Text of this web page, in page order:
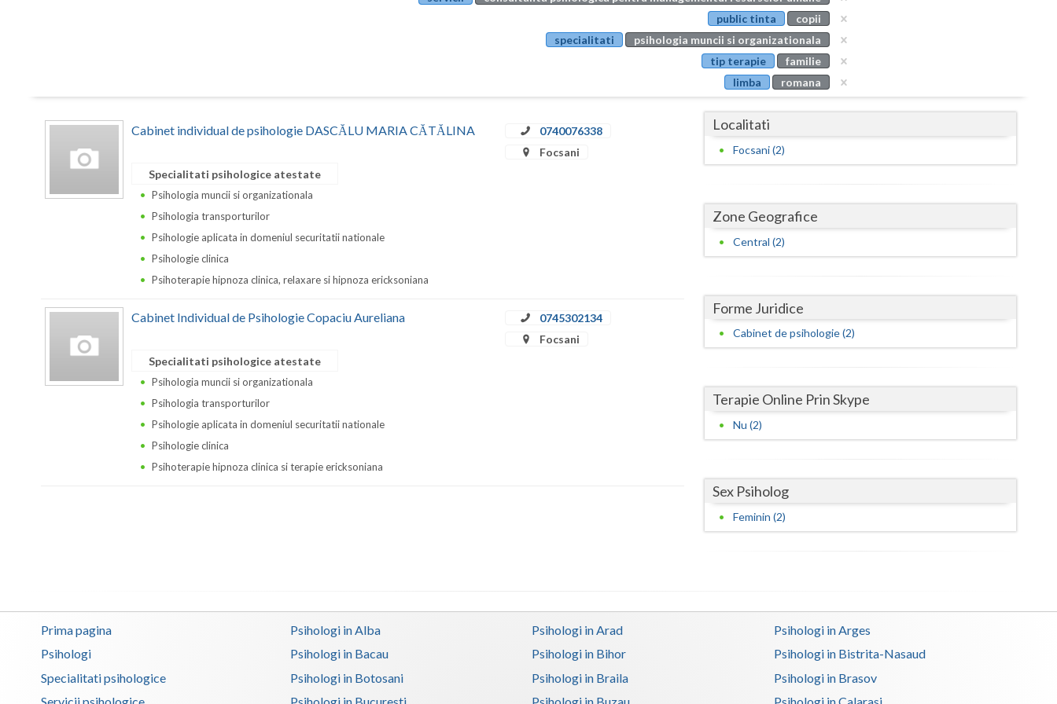
Buzau
Calarasi
Caras-Severin
Covasna
Dolj
Galati
Giurgiu
Gorj
Hunedoara
Ilfov
Olt
Salaj
public tinta
copii
specialitati
psihologia muncii si organizationala
tip terapie
familie
limba
romana
Cabinet individual de psihologie DASCĂLU MARIA CĂTĂLINA
0740076338
Focsani
Specialitati psihologice atestate
Psihologia muncii si organizationala
Psihologia transporturilor
Psihologie aplicata in domeniul securitatii nationale
Psihologie clinica
Psihoterapie hipnoza clinica, relaxare si hipnoza ericksoniana
Cabinet Individual de Psihologie Copaciu Aureliana
0745302134
Focsani
Specialitati psihologice atestate
Psihologia muncii si organizationala
Psihologia transporturilor
Psihologie aplicata in domeniul securitatii nationale
Psihologie clinica
Psihoterapie hipnoza clinica si terapie ericksoniana
Localitati
Focsani (2)
Zone Geografice
Central (2)
Forme Juridice
Cabinet de psihologie (2)
Terapie Online Prin Skype
Nu (2)
Sex Psiholog
Feminin (2)
Prima pagina
Psihologi
Specialitati psihologice
Psihologi in Alba Psihologi in Arad
Psihologi in Arges
Psihologi in Bacau
Psihologi in Bihor
Psihologi in Bistrita-Nasaud
Psihologi in Botosani
Psihologi in Braila
Psihologi in Brasov